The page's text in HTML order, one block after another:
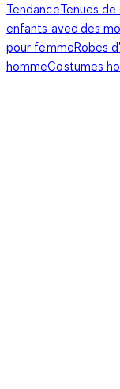
TendanceTenues
enfants avec des
pour femmeRobes
hommeCostumes